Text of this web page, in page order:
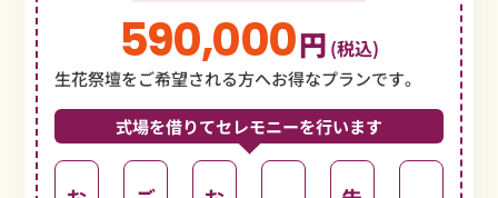
590,000円 (税込)
生花祭壇をご希望される方へお得なプランです。
式場を借りてセレモニーを行います